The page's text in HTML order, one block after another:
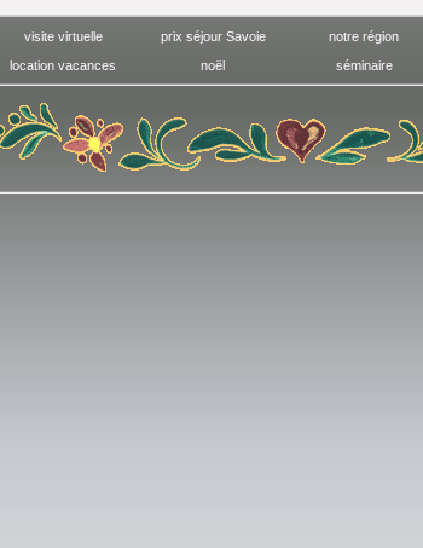
visite virtuelle prix séjour Savoie notre région
location vacances noël séminaire